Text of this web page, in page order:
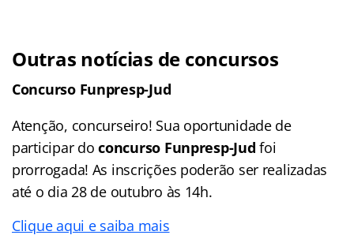
Outras notícias de concursos
Concurso Funpresp-Jud
Atenção, concurseiro! Sua oportunidade de
participar do concurso Funpresp-Jud foi
prorrogada! As inscrições poderão ser realizadas
até o dia 28 de outubro às 14h.
Clique aqui e saiba mais